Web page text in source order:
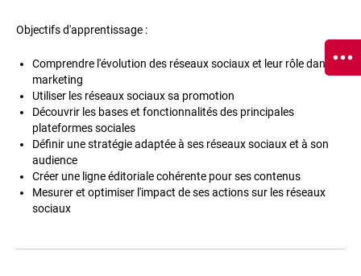
Objectifs d'apprentissage :
Comprendre l'évolution des réseaux sociaux et leur rôle dans le
marketing
Utiliser les réseaux sociaux sa promotion
Découvrir les bases et fonctionnalités des principales
plateformes sociales
Définir une stratégie adaptée à ses réseaux sociaux et à son
audience
Créer une ligne éditoriale cohérente pour ses contenus
Mesurer et optimiser l'impact de ses actions sur les réseaux
sociaux